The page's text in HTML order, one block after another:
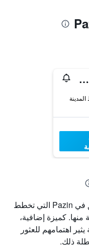
Village Miljavci
تصفح وقم بتكبير الخريطة على المناطق في Pazin التي تخطط
منها. كميزة إضافية،
اهتمامهم للعثور
ذلك.